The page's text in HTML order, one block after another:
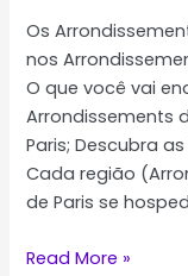
Os
nos
O que você vai
Arrondissements
Paris; Descubra
Cada região
de Paris se
Os
Read More »